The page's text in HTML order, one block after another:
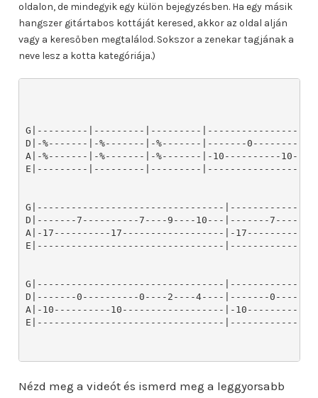
oldalon, de mindegyik egy külön bejegyzésben. Ha egy másik
hangszer gitártabos kottáját keresed, akkor az oldal alján
vagy a keresőben megtalálod. Sokszor a zenekar tagjának a
neve lesz a kotta kategóriája.)
G|---------|---------|---------
D|-%-------|-%-------|-%-------|-------
A|-%-------|-%-------|-%-------|-10----------
E|---------|---------|---------
G|---------------------------------
D|-------7----------7----9----10---|-------
A|-17----------17------------------|-17----------
E|---------------------------------
G|---------------------------------
D|-------0----------0----2----4----|-------
A|-10----------10------------------|-10----------
E|---------------------------------
Nézd meg a videót és ismerd meg a leggyorsabb